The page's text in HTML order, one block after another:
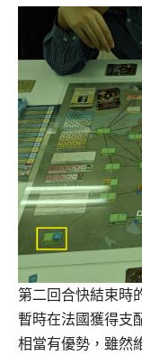
第二回合快結束時
暫時在法國獲得支
相當有優勢，雖然